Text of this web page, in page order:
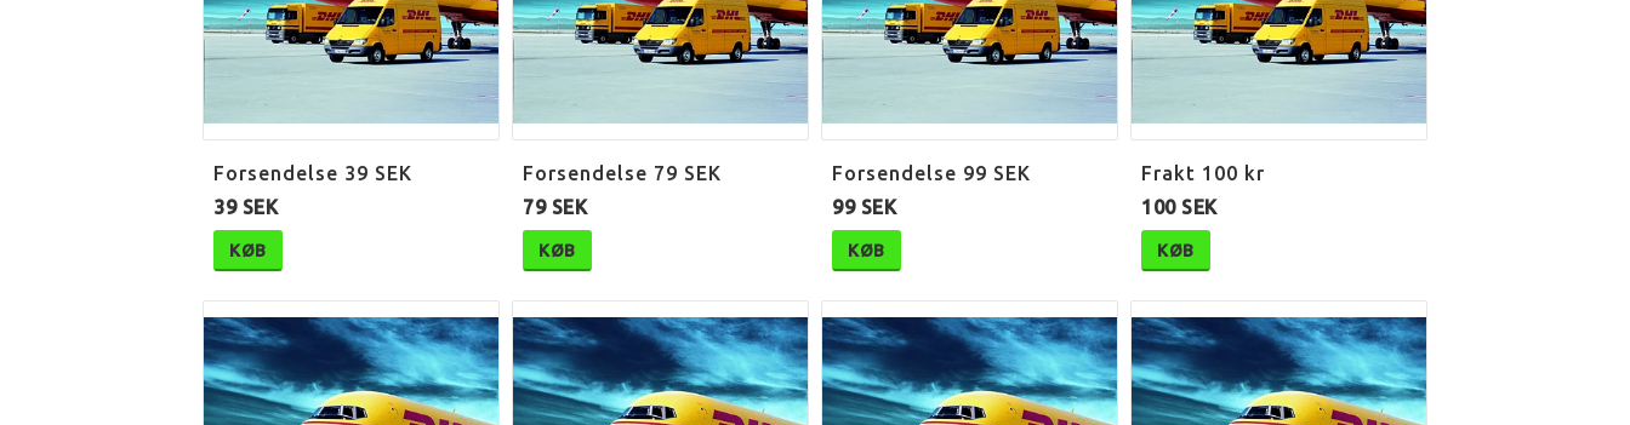
Forsendelse 39 SEK
39 SEK
KØB
Forsendelse 79 SEK
79 SEK
KØB
Forsendelse 99 SEK
99 SEK
KØB
Frakt 100 kr
100 SEK
KØB